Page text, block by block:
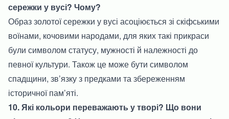
сережки у вусі? Чому?
Образ золотої сережки у вусі асоціюється зі скіфськими
воїнами, кочовими народами, для яких такі прикраси
були символом статусу, мужності й належності до
певної культури. Також це може бути символом
спадщини, зв’язку з предками та збереженням
історичної пам’яті.
10. Які кольори переважають у творі? Що вони